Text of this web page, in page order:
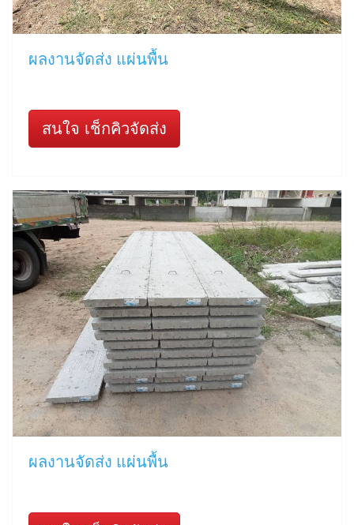
ผลงานจัดส่ง แผ่นพื้น
สนใจ เช็กคิวจัดส่ง
ผลงานจัดส่ง แผ่นพื้น